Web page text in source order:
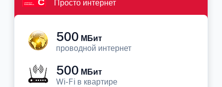
Просто интернет
500 МБит
проводной интернет
500 МБит
Wi-Fi в квартире